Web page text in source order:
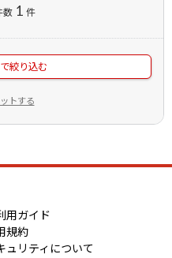
数 1 件
絞り込む
トする
用ガイド
規約
ュリティについて